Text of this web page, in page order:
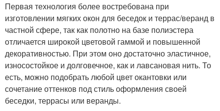
Первая технология более востребована при
изготовлении мягких окон для беседок и террас/веранд в
частной сфере, так как полотно на базе полиэстера
отличается широкой цветовой гаммой и повышенной
декоративностью. При этом оно достаточно эластичное,
износостойкое и долговечное, как и лавсановая нить. То
есть, можно подобрать любой цвет окантовки или
сочетание оттенков под стиль оформления своей
беседки, террасы или веранды.